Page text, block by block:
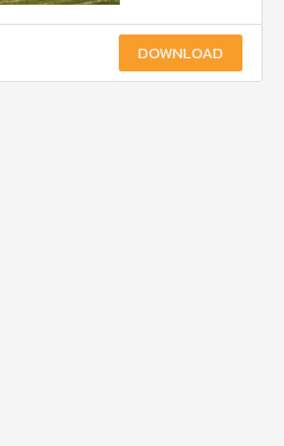
DOWNLOAD